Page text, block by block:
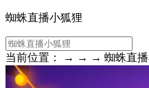
蜘蛛直播小狐狸
当前位置： → → → 蜘蛛直播